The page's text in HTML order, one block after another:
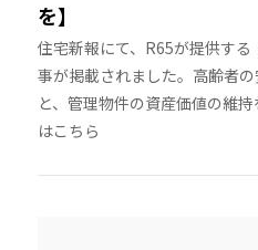
を】
住宅新報にて、R65が提供す
事が掲載されました。高齢者
と、管理物件の資産価値の維
はこちら